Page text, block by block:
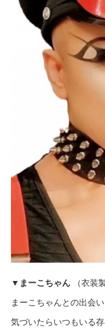
▼まーこちゃん （衣装
まーこちゃんとの出会
気づいたらいつもいる